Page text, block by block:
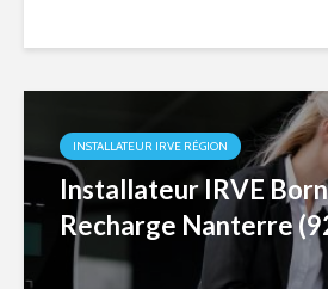
INSTALLATEUR IRVE RÉGION
Installateur IRVE
Recharge Nanterre